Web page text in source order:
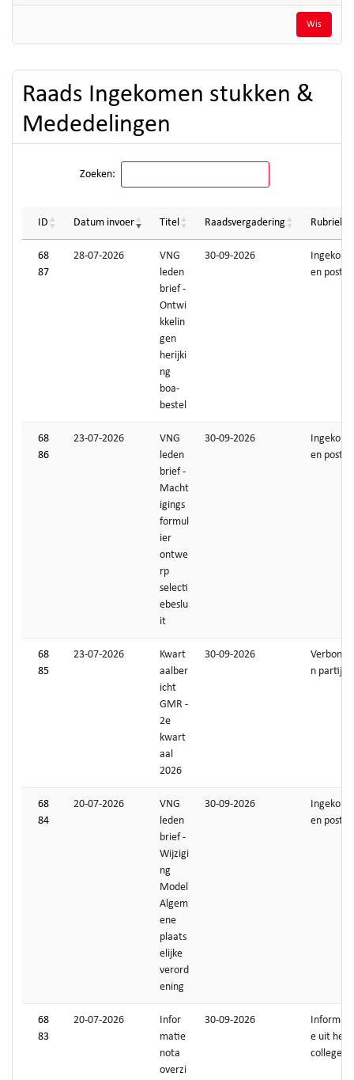
Wis
Raads Ingekomen stukken &
Mededelingen
Zoeken:
ID Datum invoer Titel Raadsvergadering Rubriek
68
87
28-07-2026
VNG
leden
brief -
Ontwi
kkelin
gen
herijki
ng
boa-
bestel
30-09-2026
Ingekom
en post
68
86
23-07-2026
VNG
leden
brief -
Macht
igings
formul
ier
ontwe
rp
selecti
ebeslu
it
30-09-2026
Ingekom
en post
68
85
23-07-2026
Kwart
aalber
icht
GMR -
2e
kwart
aal
2026
30-09-2026
Verbonde
n partijen
68
84
20-07-2026
VNG
leden
brief -
Wijzigi
ng
Model
Algem
ene
plaats
elijke
verord
ening
30-09-2026
Ingekom
en post
68
83
20-07-2026
Infor
matie
nota
overzi
30-09-2026
Informati
e uit het
college